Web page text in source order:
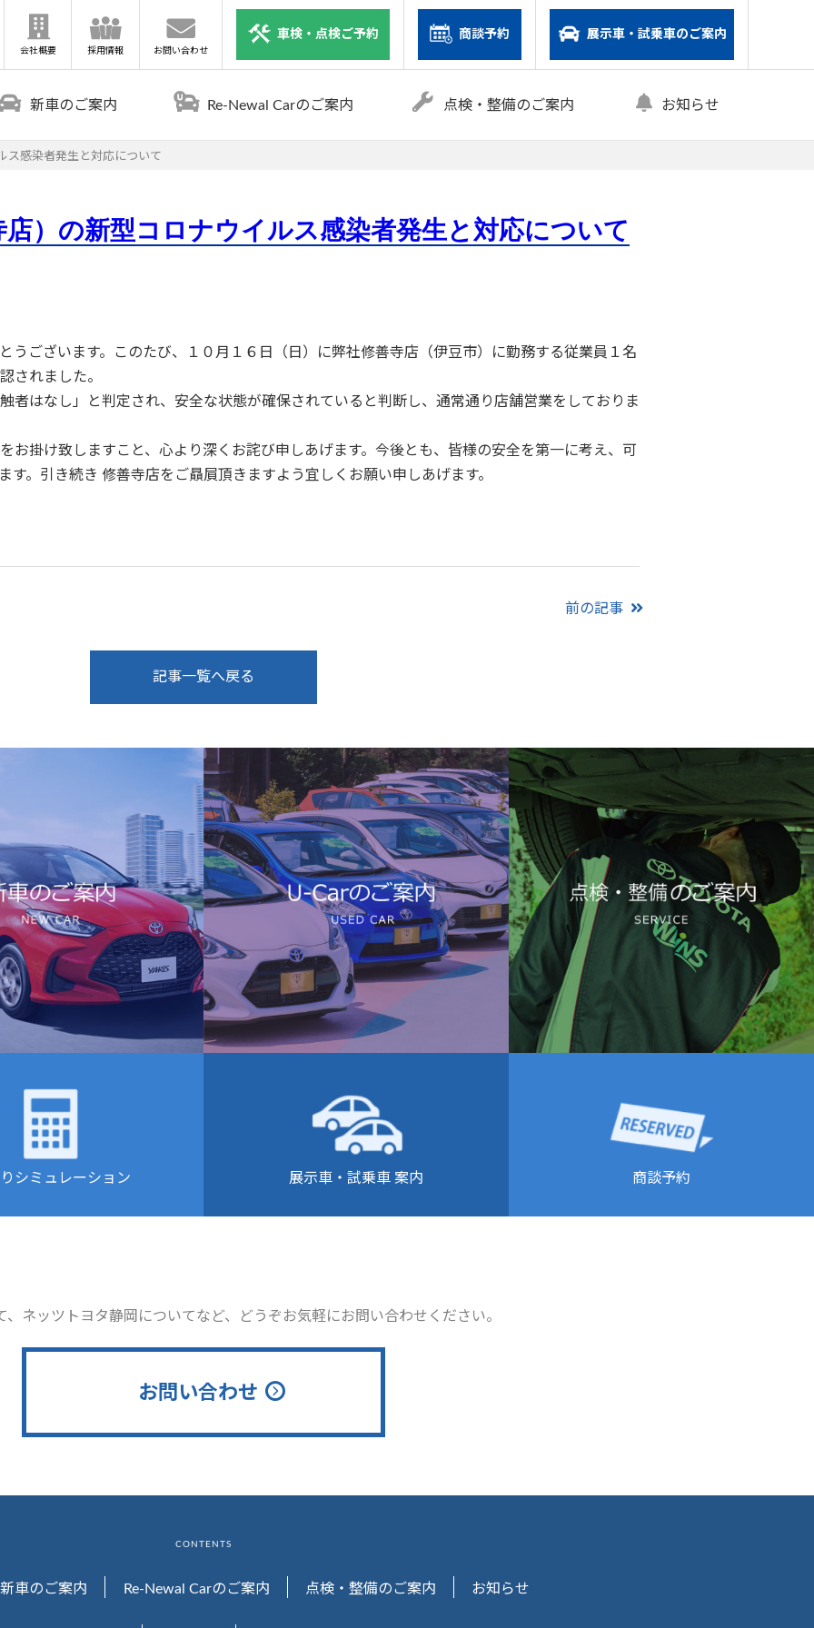
会社概要 採用情報 お問い合わせ
車検・点検ご予約 商談予約 展示車・試乗車のご案内
新車のご案内 Re-Newal Carのご案内 点検・整備のご案内 お知らせ
ス感染者発生と対応について
）の新型コロナウイルス感染者発生と対応について
うございます。このたび、１０月１６日（日）に弊社修善寺店（伊豆市）に勤務する従業員１名
されました。
者はなし」と判定され、安全な状態が確保されていると判断し、通常通り店舗営業をしておりま
お掛け致しますこと、心より深くお詫び申しあげます。今後とも、皆様の安全を第一に考え、可
す。引き続き 修善寺店をご贔屓頂きますよう宜しくお願い申しあげます。
前の記事
記事一覧へ戻る
シミュレーション 展示車・試乗車 案内 商談予約
、ネッツトヨタ静岡についてなど、どうぞお気軽にお問い合わせください。
お問い合わせ
CONTENTS
新車のご案内 Re-Newal Carのご案内 点検・整備のご案内 お知らせ